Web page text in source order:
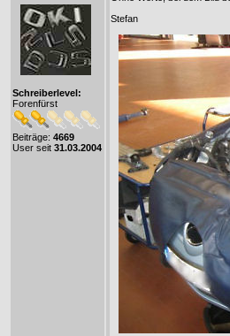
Schreiberlevel:
Forenfürst
Beiträge: 4669
User seit 31.03.2004
Stefan